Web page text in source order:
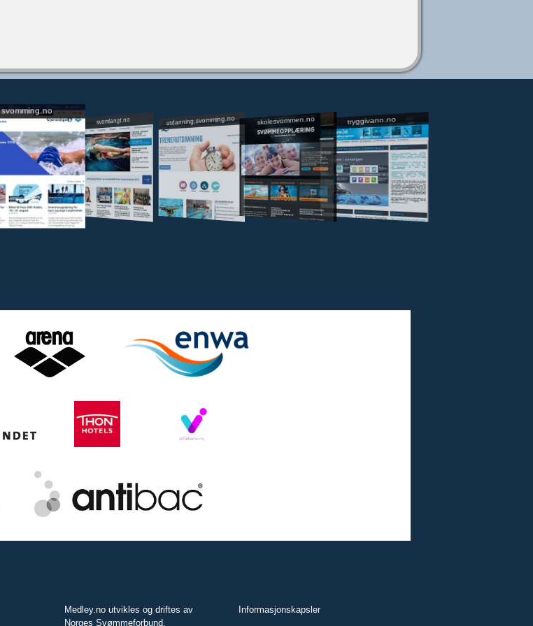
svomming.no
svomlangt.no utdanning.svomming.no skolesvommen.no tryggivann.no
Medley.no utvikles og driftes av
Norges Svømmeforbund.
Informasjonskapsler